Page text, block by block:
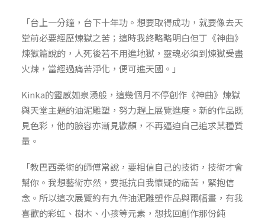
「台上一分鐘，台下十年功。想要取得成功，就要像去天
堂前必要經歷煉獄之苦；這時我終略略明白但丁《神曲》
煉獄篇說的，人死後若不用進地獄，靈魂必須到煉獄受盡
火煉，當經過痛苦淨化，便可進天國。」
Kinka的靈感如泉湧般，這幾個月不停創作《神曲》煉獄
與天堂主題的油泥雕塑，努力趕上展覽進度。新的作品既
見色彩，他的臉容亦漸見歡顏，不再逼迫自己追求某種質
量。
「教巴西柔術的師傅常說，要相信自己的技術，技術才會
幫你。我想藝術亦然，要抵抗自我懷疑的痛苦，緊抱信
念。所以這次展覽約有九件油泥雕塑作品與兩幅畫，有我
喜歡的彩虹、樹木、小孩等元素，想找回創作那份純